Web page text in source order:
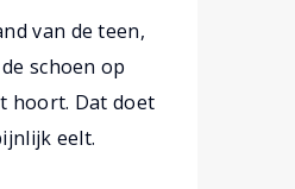
van de teen,
schoen op
hoort. Dat doet
eelt.